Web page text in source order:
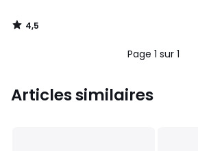
4,5
/
Page 1 sur 1
Articles similaires